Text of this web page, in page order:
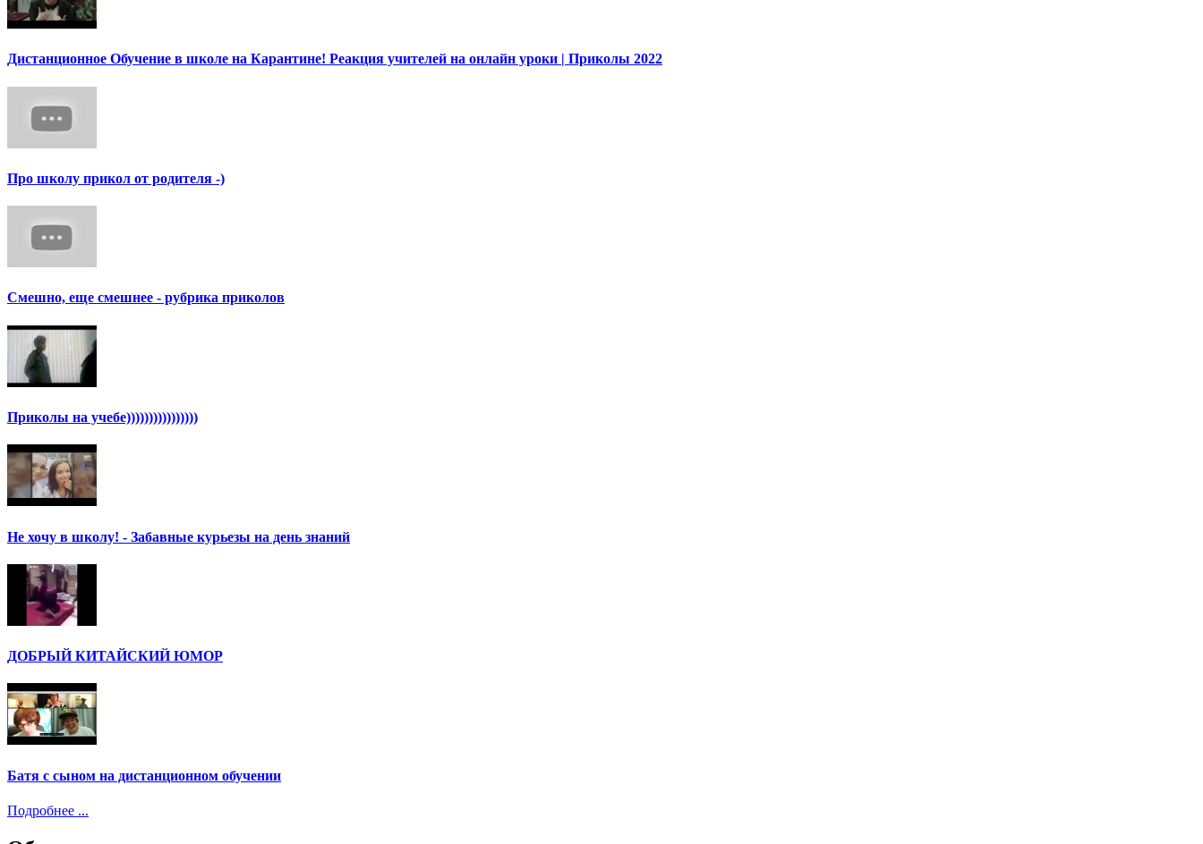
Дистанционное Обучение в школе на Карантине! Реакция учителей на онлайн уроки | Приколы 2022
Про школу прикол от родителя -)
Смешно, еще смешнее - рубрика приколов
Приколы на учебе))))))))))))))))
Не хочу в школу! - Забавные курьезы на день знаний
ДОБРЫЙ КИТАЙСКИЙ ЮМОР
Батя с сыном на дистанционном обучении
Подробнее ...